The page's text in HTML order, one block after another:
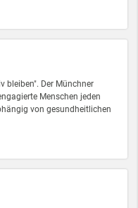
bleiben". Der Münchner
Menschen jeden
von gesundheitlichen